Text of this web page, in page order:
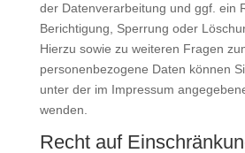
der Datenverarbeitung und ggf. ein
Berichtigung, Sperrung oder
Hierzu sowie zu weiteren Fragen
personenbezogene Daten können
unter der im Impressum
wenden.
Recht auf